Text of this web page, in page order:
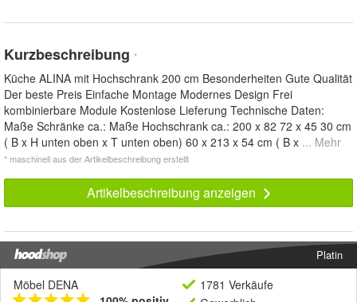
Kurzbeschreibung *
Küche ALINA mit Hochschrank 200 cm Besonderheiten Gute Qualität
Der beste Preis Einfache Montage Modernes Design Frei
kombinierbare Module Kostenlose Lieferung Technische Daten:
Maße Schränke ca.: Maße Hochschrank ca.: 200 x 82 72 x 45 30 cm
( B x H unten oben x T unten oben) 60 x 213 x 54 cm ( B x ... Mehr
* maschinell aus der Artikelbeschreibung erstellt
Artikelbeschreibung anzeigen
Platin
Möbel DENA
1781 Verkäufe